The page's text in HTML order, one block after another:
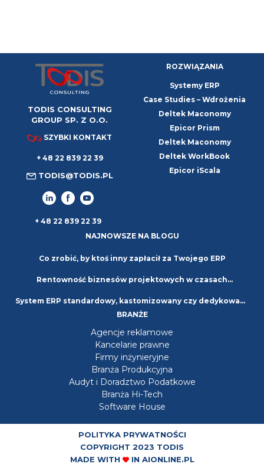
TODIS CONSULTING
GROUP SP. Z O.O.
SZYBKI KONTAKT
+ 48 22 839 22 39
TODIS@TODIS.PL
+ 48 22 839 22 39
ROZWIĄZANIA
Systemy ERP
Case Studies – Wdrożenia
Deltek Maconomy
Epicor Prism
Deltek Maconomy
Deltek WorkBook
Epicor iScala
NAJNOWSZE NA BLOGU
Co zrobić, by ktoś inny zapłacił za Twojego ERP
Rentowność biznesów projektowych w czasach
niepewności. Strategie i najlepsze praktyki
System ERP standardowy, kastomizowany czy dedykowany
BRANŻE
Agencje reklamowe
Kancelarie prawne
Firmy inżynieryjne
Branża Produkcyjna
Audyt i Doradztwo Podatkowe
Branża Hi-Tech
Software House
POLITYKA PRYWATNOŚCI
COPYRIGHT 2023 TODIS
MADE WITH
IN AIONLINE.PL